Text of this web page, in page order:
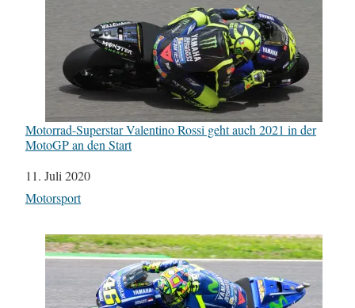
Motorrad-Superstar Valentino Rossi geht auch 2021 in der
MotoGP an den Start
Datum
11. Juli 2020
In Bezug auf
Motorsport